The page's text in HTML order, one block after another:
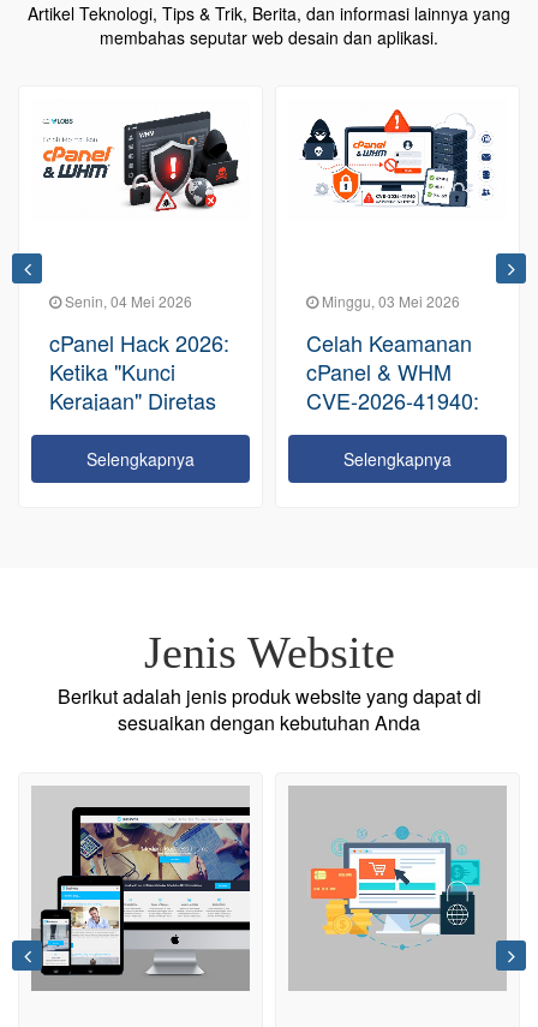
Artikel Teknologi, Tips & Trik, Berita, dan informasi lainnya yang
membahas seputar web desain dan aplikasi.
Senin, 04 Mei 2026
cPanel Hack 2026:
Ketika "Kunci
Kerajaan" Diretas
Tanpa Ampun
Selengkapnya
Minggu, 03 Mei 2026
Celah Keamanan
cPanel & WHM
CVE-2026-41940:
Sebuah
Peringatan Serius
bagi Ekosistem
Selengkapnya
Jenis Website
Berikut adalah jenis produk website yang dapat di
sesuaikan dengan kebutuhan Anda